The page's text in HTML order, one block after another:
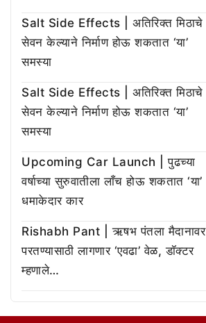
Salt Side Effects | अतिरिक्त मिठाचे
सेवन केल्याने निर्माण होऊ शकतात ‘या’
समस्या
Salt Side Effects | अतिरिक्त मिठाचे
सेवन केल्याने निर्माण होऊ शकतात ‘या’
समस्या
Upcoming Car Launch | पुढच्या
वर्षाच्या सुरुवातीला लाँच होऊ शकतात ‘या’
धमाकेदार कार
Rishabh Pant | ऋषभ पंतला मैदानावर
परतण्यासाठी लागणार ‘एवढा’ वेळ, डॉक्टर
म्हणाले…